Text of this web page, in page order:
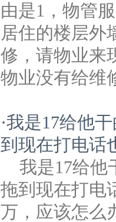
由是1，物管
居住的楼层外
修，请物业来
物业没有给维
·我是17给他
到现在打电话
我是17给他
拖到现在打电
万，应该怎么